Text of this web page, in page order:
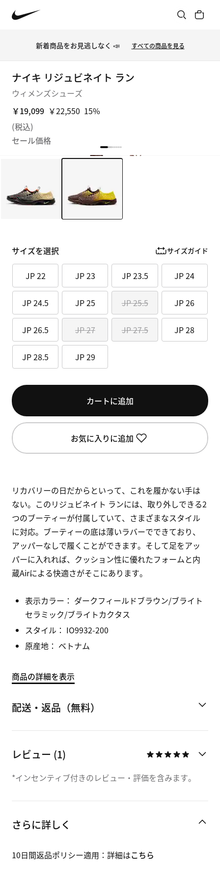
新着商品をお見逃しなく 📣 すべての商品を見る
ナイキ リジュビネイト ラン
ウィメンズシューズ
￥19,099 ￥22,550 15%
(税込)
セール価格
サイズを選択 サイズガイド
JP 22 JP 23 JP 23.5 JP 24
JP 24.5 JP 25 JP 25.5 JP 26
JP 26.5 JP 27 JP 27.5 JP 28
JP 28.5 JP 29
カートに追加
お気に入りに追加
リカバリーの日だからといって、これを履かない手は
ない。このリジュビネイト ランには、取り外しできる2
つのブーティーが付属していて、さまざまなスタイル
に対応。ブーティーの底は薄いラバーでできており、
アッパーなしで履くことができます。そして足をアッ
パーに入れれば、クッション性に優れたフォームと内
蔵Airによる快適さがそこにあります。
表示カラー： ダークフィールドブラウン/ブライト
セラミック/ブライトカクタス
スタイル： IO9932-200
原産地： ベトナム
商品の詳細を表示
配送・返品（無料）
レビュー (1)
*インセンティブ付きのレビュー・評価を含みます。
さらに詳しく
10日間返品ポリシー適用：詳細はこちら